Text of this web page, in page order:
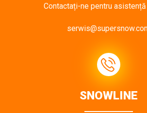
Contactați-ne pentru
SNOWLINE